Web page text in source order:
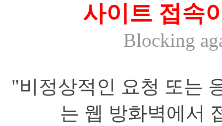
사이트 접속
Blocking
"비정상적인 요청 또는
는 웹 방화벽에서